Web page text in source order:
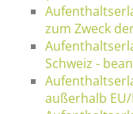
zum Zweck
Schweiz -
außerhalb